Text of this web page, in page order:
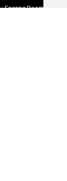
Escape Room Murcia